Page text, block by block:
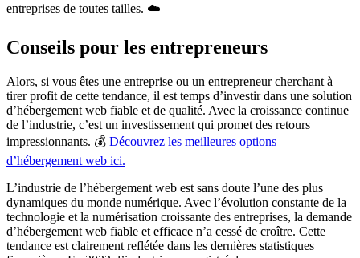
entreprises de toutes tailles. ☁️
Conseils pour les entrepreneurs
Alors, si vous êtes une entreprise ou un entrepreneur cherchant à
tirer profit de cette tendance, il est temps d’investir dans une solution
d’hébergement web fiable et de qualité. Avec la croissance continue
de l’industrie, c’est un investissement qui promet des retours
impressionnants. 💰 Découvrez les meilleures options
d’hébergement web ici.
L’industrie de l’hébergement web est sans doute l’une des plus
dynamiques du monde numérique. Avec l’évolution constante de la
technologie et la numérisation croissante des entreprises, la demande
d’hébergement web fiable et efficace n’a cessé de croître. Cette
tendance est clairement reflétée dans les dernières statistiques